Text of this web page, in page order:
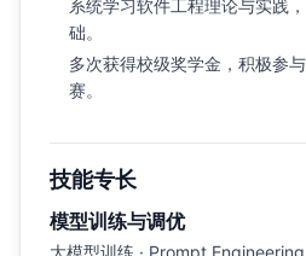
系统学习软件工程理论与实践
础。
多次获得校级奖学金，积极参
赛。
技能专长
模型训练与调优
大模型训练 · Prompt